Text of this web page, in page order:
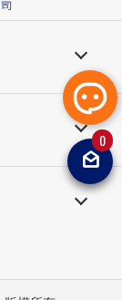
電子郵件：
0